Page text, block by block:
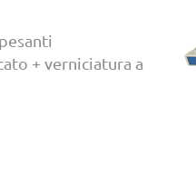
+ verniciatura a